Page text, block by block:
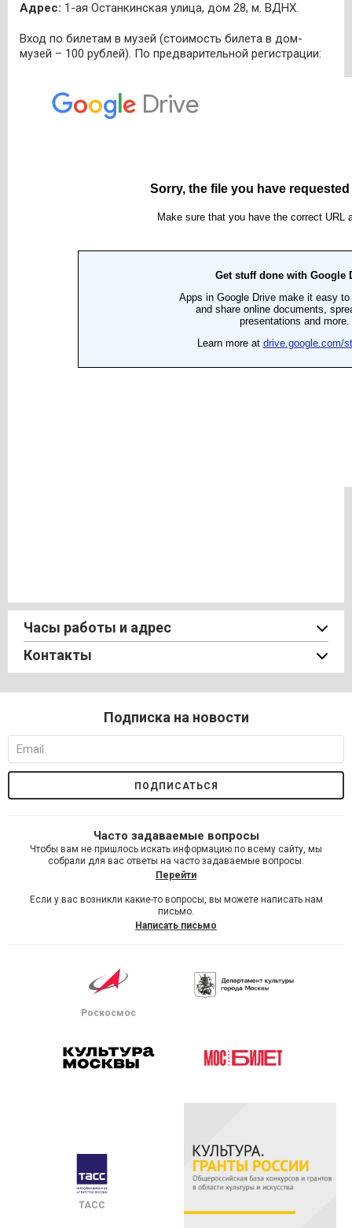
Адрес: 1-ая Останкинская улица, дом 28, м. ВДНХ.
Вход по билетам в музей (стоимость билета в дом-
музей – 100 рублей). По предварительной регистрации:
Часы работы и адрес
Контакты
Подписка на новости
Часто задаваемые вопросы
Чтобы вам не пришлось искать информацию по всему сайту, мы
собрали для вас ответы на часто задаваемые вопросы.
Перейти
Если у вас возникли какие-то вопросы, вы можете написать нам
письмо.
Написать письмо
Роскосмос
ТАСС